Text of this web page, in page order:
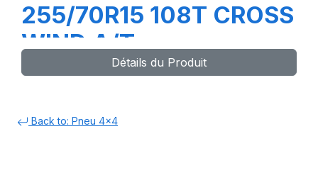
255/70R15 108T CROSS
WIND A/T
Détails du Produit
Back to: Pneu 4x4